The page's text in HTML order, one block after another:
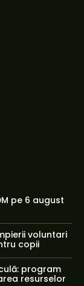
pe 6 august
voluntari
copii
program
resurselor